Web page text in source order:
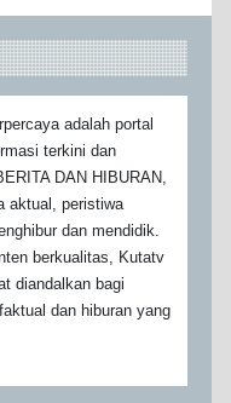
adalah portal
terkini dan
DAN HIBURAN,
aktual, peristiwa
dan mendidik.
berkualitas, Kutatv
diandalkan bagi
dan hiburan yang